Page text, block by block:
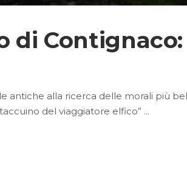
di
antiche alla ricerca delle morali più
del viaggiatore elfico”